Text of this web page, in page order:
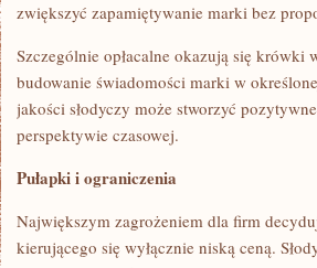
zwiększyć zapamiętywanie marki bez
Szczególnie opłacalne okazują się
budowanie świadomości marki w
jakości słodyczy może stworzyć
perspektywie czasowej.
Pułapki i ograniczenia
Największym zagrożeniem dla firm
kierującego się wyłącznie niską ceną.